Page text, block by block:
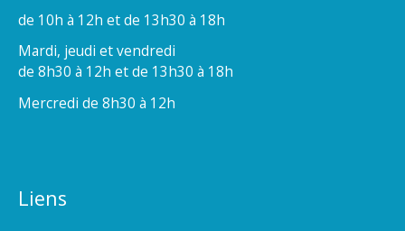
de 10h à 12h et de 13h30 à 18h
Mardi, jeudi et vendredi
de 8h30 à 12h et de 13h30 à 18h
Mercredi de 8h30 à 12h
Liens